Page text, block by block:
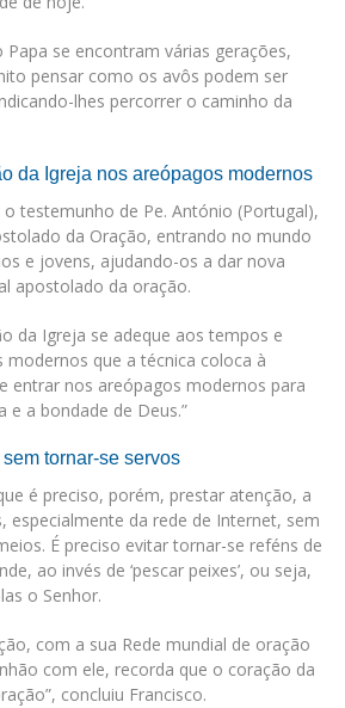
Papa se encontram várias gerações,
pensar como os avôs podem ser
lhes percorrer o caminho da
da Igreja nos areópagos modernos
testemunho de Pe. António (Portugal),
da Oração, entrando no mundo
e jovens, ajudando-os a dar nova
apostolado da oração.
da Igreja se adeque aos tempos e
que a técnica coloca à
entrar nos areópagos modernos para
e a bondade de Deus.”
tornar-se servos
é preciso, porém, prestar atenção, a
especialmente da rede de Internet, sem
É preciso evitar tornar-se reféns de
ao invés de ‘pescar peixes’, ou seja,
o Senhor.
com a sua Rede mundial de oração
com ele, recorda que o coração da
concluiu Francisco.